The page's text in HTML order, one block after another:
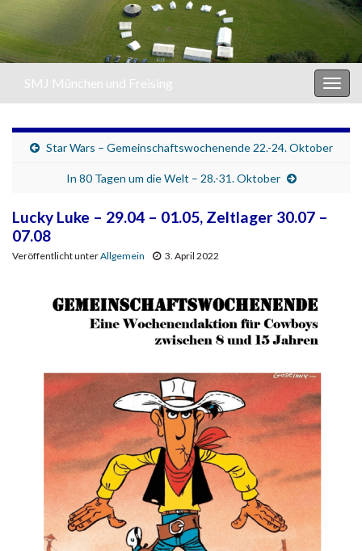
SMJ München und Freising
Star Wars – Gemeinschaftswochenende 22.-24. Oktober
In 80 Tagen um die Welt – 28.-31. Oktober
Lucky Luke – 29.04 – 01.05, Zeltlager 30.07 –
07.08
Veröffentlicht unterAllgemein 3. April 2022